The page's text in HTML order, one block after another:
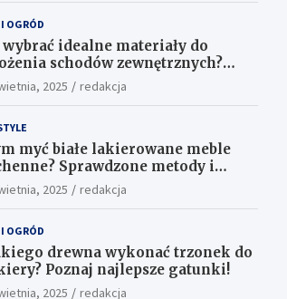
OGRÓD
wybrać idealne materiały do
schodów zewnętrznych?
porady i inspiracje
2025 redakcja
myć białe lakierowane meble
Sprawdzone metody i
środki
2025 redakcja
OGRÓD
drewna wykonać trzonek do
Poznaj najlepsze gatunki!
2025 redakcja